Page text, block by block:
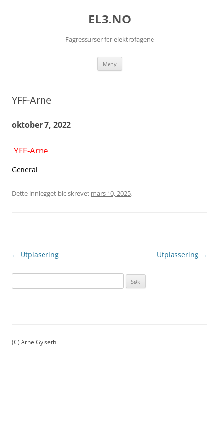
EL3.NO
Fagressurser for elektrofagene
Meny Hopp
innhold
YFF-Arne
oktober 7, 2022
YFF-Arne
General
Dette innlegget ble skrevet mars 10, 2025.
Innleggsnavigasjon
← Utplasering Utplassering →
ø
t
(C) Arne Gylseth